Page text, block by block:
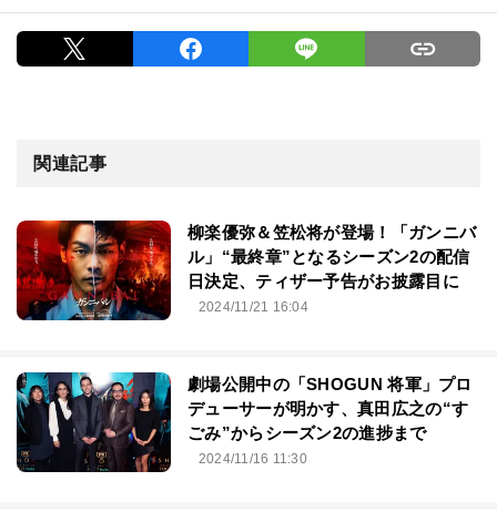
関連記事
柳楽優弥＆笠松将が登場！「ガンニバ
ル」“最終章”となるシーズン2の配信
日決定、ティザー予告がお披露目に
2024/11/21 16:04
劇場公開中の「SHOGUN 将軍」プロ
デューサーが明かす、真田広之の“す
ごみ”からシーズン2の進捗まで
2024/11/16 11:30